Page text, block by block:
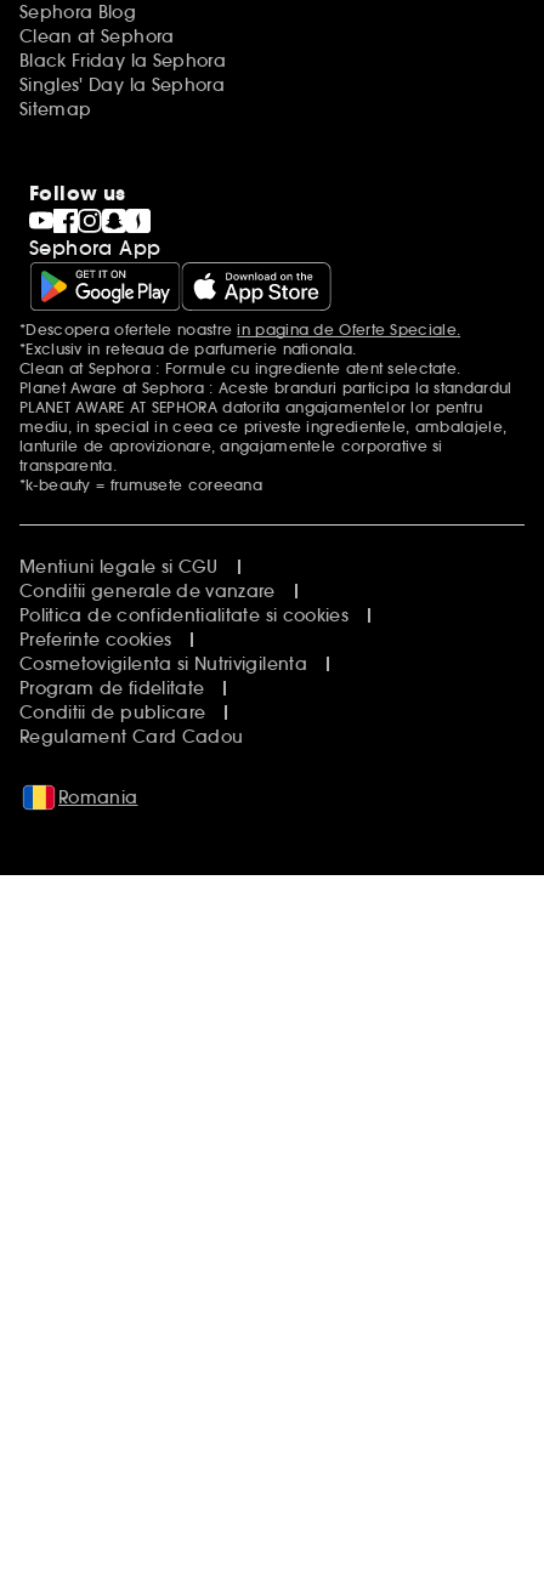
Sephora Blog
Clean at Sephora
Black Friday la Sephora
Singles' Day la Sephora
Sitemap
Follow us
Sephora App
Mentiuni aditionale
*Descopera ofertele noastrein pagina de Oferte Speciale.
*Exclusiv in reteaua de parfumerie nationala.
Clean at Sephora : Formule cu ingrediente atent selectate.
Planet Aware at Sephora : Aceste branduri participa la standardul
PLANET AWARE AT SEPHORA datorita angajamentelor lor pentru
mediu, in special in ceea ce priveste ingredientele, ambalajele,
lanturile de aprovizionare, angajamentele corporative si
transparenta.
*k-beauty = frumusete coreeana
Mentiuni legale si CGU
Conditii generale de vanzare
Politica de confidentialitate si cookies
Preferinte cookies
Cosmetovigilenta si Nutrivigilenta
Program de fidelitate
Conditii de publicare
Regulament Card Cadou
Romania